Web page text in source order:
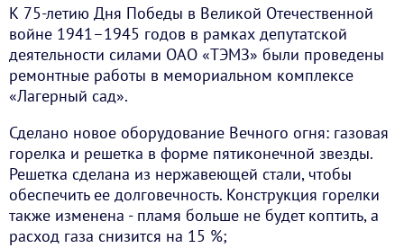
К 75-летию Дня Победы в Великой Отечественной
войне 1941–1945 годов в рамках депутатской
деятельности силами ОАО «ТЭМЗ» были проведены
ремонтные работы в мемориальном комплексе
«Лагерный сад».
Сделано новое оборудование Вечного огня: газовая
горелка и решетка в форме пятиконечной звезды.
Решетка сделана из нержавеющей стали, чтобы
обеспечить ее долговечность. Конструкция горелки
также изменена - пламя больше не будет коптить, а
расход газа снизится на 15 %;